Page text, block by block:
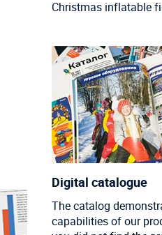
Christmas inflatable
Digital catalogue
The catalog
capabilities of our